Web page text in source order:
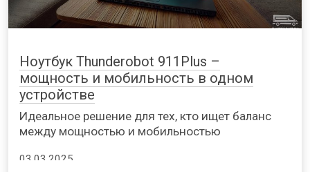
Ноутбук Thunderobot 911Plus –
мощность и мобильность в одном
устройстве
Идеальное решение для тех, кто ищет баланс
между мощностью и мобильностью
03.03.2025